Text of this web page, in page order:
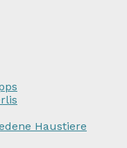
Haustiere